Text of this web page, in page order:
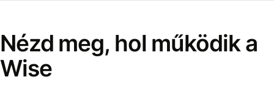
Nézd meg, hol működik a
Wise